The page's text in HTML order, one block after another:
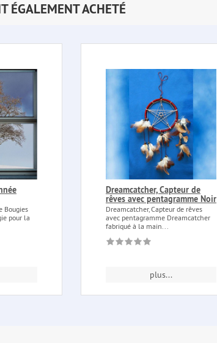
ÉGALEMENT ACHETÉ
Bougies
pour la
Dreamcatcher, Capteur de
rêves avec pentagramme Noir
Dreamcatcher, Capteur de rêves
avec pentagramme Dreamcatcher
fabriqué à la main...
plus...